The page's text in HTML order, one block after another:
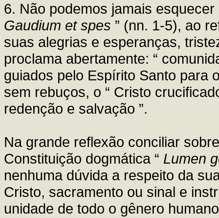
6. Não podemos jamais
Gaudium et spes ” (nn. 1-5), ao
suas alegrias e esperanças,
proclama abertamente: “
guiados pelo Espírito Santo para
sem rebuços, o “ Cristo
redenção e salvação ”.
Na grande reflexão conciliar
Constituição dogmática “ Lumen
nenhuma dúvida a respeito da
Cristo, sacramento ou sinal e
unidade de todo o gênero